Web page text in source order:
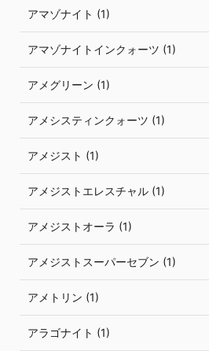
アマゾナイト (1)
アマゾナイトインクォーツ (1)
アメグリーン (1)
アメシスティンクォーツ (1)
アメジスト (1)
アメジストエレスチャル (1)
アメジストオーラ (1)
アメジストスーパーセブン (1)
アメトリン (1)
アラゴナイト (1)